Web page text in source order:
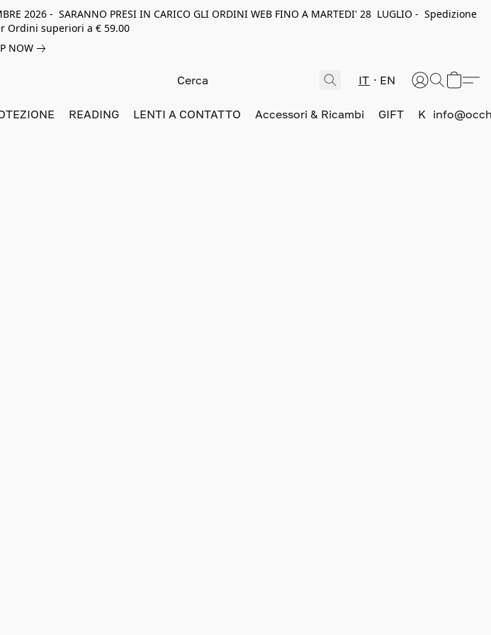
2026 - SARANNO PRESI IN CARICO GLI ORDINI WEB FINO A MARTEDI' 28 LUGLIO - Spedizione
Ordini superiori a € 59.00
NOW
IT EN
READING LENTI A CONTATTO Accessori & Ricambi GIFT K